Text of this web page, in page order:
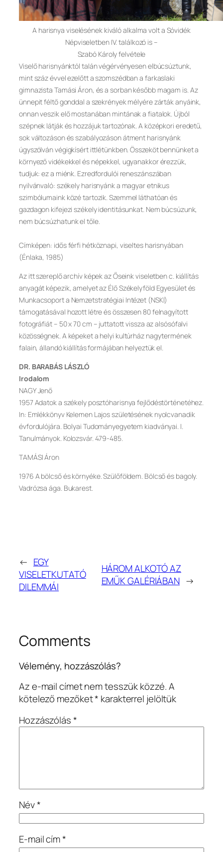
A harisnya viselésének kiváló alkalma volt a Sóvidék
Népviseletben IV. találkozó is –
Szabó Károly felvétele
Viselő harisnyánktól talán végérvényesen elbúcsúztunk,
mint száz évvel ezelőtt a szomszédban a farkaslaki
gimnazista Tamási Áron, és a sorban később magam is. Az
ünnepit féltő gonddal a szekrények mélyére zárták anyáink,
onnan veszik elő mostanában mintának a fiatalok. Újból
szépnek látják és hozzájuk tartozónak. A középkori eredetű,
sok változáson és szabályozáson átment harisnyánk
úgyszólván végigkísért ittlétünkben. Összeköt bennünket a
környező vidékekkel és népekkel, ugyanakkor érezzük,
tudjuk: ez a miénk. Ezredfordulói reneszánszában
nyilvánvaló: székely harisnyánk a magyar etnikus
szimbólumaink közé tartozik. Szemmel láthatóan és
gazdagon kifejezi székely identitásunkat. Nem búcsúzunk,
nem búcsúzhatunk el tőle.
Címképen: idős férfi hétköznapi, viseltes harisnyában
(Énlaka, 1985)
Az itt szereplő archív képek az Őseink viseletben c. kiállítás
anyagát képezik, amelyet az Élő Székelyföld Egyesület és
Munkacsoport a Nemzetstratégiai Intézet (NSKI)
támogatásával hozott létre és összesen 80 felnagyított
fotográfiát – 50 x 70 cm – juttatott vissza az alsósófalvi
közösségnek. A képeket a helyi kultúrház nagytermének
falain, állandó kiállítás formájában helyeztük el.
DR. BARABÁS LÁSZLÓ
Irodalom
NAGY Jenő
1957 Adatok a székely posztóharisnya fejlődéstörténetéhez.
In: Emlékkönyv Kelemen Lajos születésének nyolcvanadik
évfordulójára. Bolyai Tudományegyetem kiadványai. I.
Tanulmányok. Kolozsvár. 479-485.
TAMÁSI Áron
1976 A bölcső és környéke. Szülőföldem. Bölcső és bagoly.
Vadrózsa ága. Bukarest.
← EGY
VISELETKUTATÓ
DILEMMÁI
HÁROM ALKOTÓ AZ
EMŰK GALÉRIÁBAN →
Comments
Vélemény, hozzászólás?
Az e-mail címet nem tesszük közzé.A
kötelező mezőket* karakterrel jelöltük
Hozzászólás*
Név*
E-mail cím*